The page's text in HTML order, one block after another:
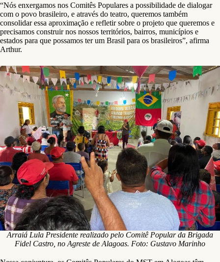
“Nós enxergamos nos Comitês Populares a possibilidade de dialogar
com o povo brasileiro, e através do teatro, queremos também
consolidar essa aproximação e refletir sobre o projeto que queremos e
precisamos construir nos nossos territórios, bairros, municípios e
estados para que possamos ter um Brasil para os brasileiros”, afirma
Arthur.
Arraiá Lula Presidente realizado pelo Comitê Popular da Brigada
Fidel Castro, no Agreste de Alagoas. Foto: Gustavo Marinho